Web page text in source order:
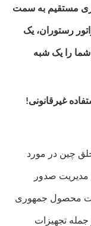
مستقیم به سمت
رستوران، یک
را یک شبه
چین در مورد
مدیریت صدور
محصول جمهوری
تجهیزات